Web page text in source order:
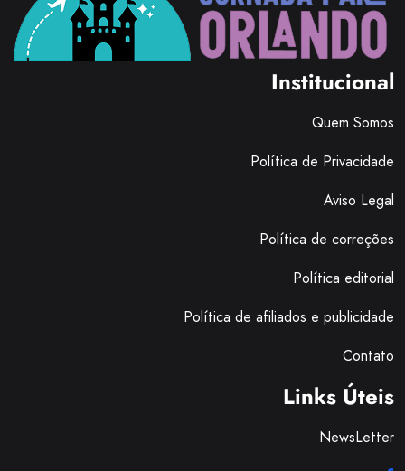
Institucional
Quem Somos
Política de Privacidade
Aviso Legal
Política de correções
Política editorial
Política de afiliados e publicidade
Contato
Links Úteis
NewsLetter